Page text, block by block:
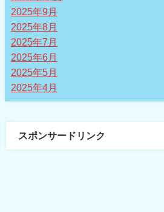
2025年9月
2025年8月
2025年7月
2025年6月
2025年5月
2025年4月
スポンサードリンク